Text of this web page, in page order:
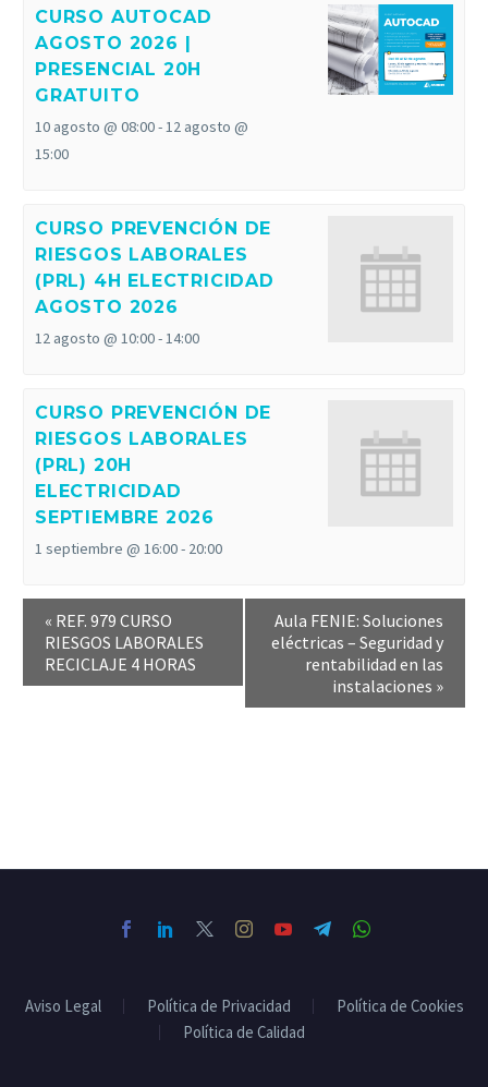
CURSO AUTOCAD
AGOSTO 2026 |
PRESENCIAL 20H
GRATUITO
10 agosto @ 08:00-12 agosto @
15:00
CURSO PREVENCIÓN DE
RIESGOS LABORALES
(PRL) 4H ELECTRICIDAD
AGOSTO 2026
12 agosto @ 10:00-14:00
CURSO PREVENCIÓN DE
RIESGOS LABORALES
(PRL) 20H
ELECTRICIDAD
SEPTIEMBRE 2026
1 septiembre @ 16:00- 20:00
« REF. 979 CURSO
RIESGOS LABORALES
RECICLAJE 4 HORAS
Aula FENIE: Soluciones
eléctricas – Seguridad y
rentabilidad en las
instalaciones »
Aviso Legal Política de Privacidad
Política de Cookies
Política de Calidad